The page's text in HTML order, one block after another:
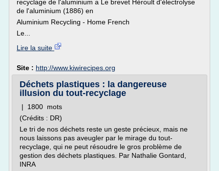
recyclage de l'aluminium a Le brevet Héroult d'électrolyse
de l'aluminium (1886) en
Aluminium Recycling - Home French
Le...
Lire la suite
Site : http://www.kiwirecipes.org
Déchets plastiques : la dangereuse
illusion du tout-recyclage
| 1800 mots
(Crédits : DR)
Le tri de nos déchets reste un geste précieux, mais ne
nous laissons pas aveugler par le mirage du tout-
recyclage, qui ne peut résoudre le gros problème de
gestion des déchets plastiques. Par Nathalie Gontard,
INRA